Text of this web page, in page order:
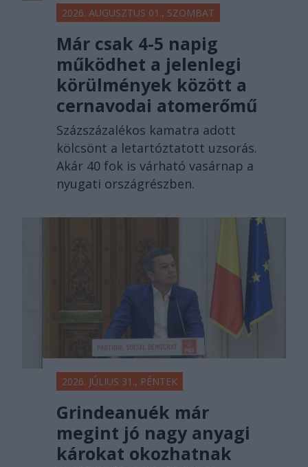
2026. AUGUSZTUS 01., SZOMBAT
Már csak 4-5 napig
működhet a jelenlegi
körülmények között a
cernavodai atomerőmű
Százszázalékos kamatra adott
kölcsönt a letartóztatott uzsorás.
Akár 40 fok is várható vasárnap a
nyugati országrészben.
2026. JÚLIUS 31., PÉNTEK
Grindeanuék már
megint jó nagy anyagi
károkat okozhatnak